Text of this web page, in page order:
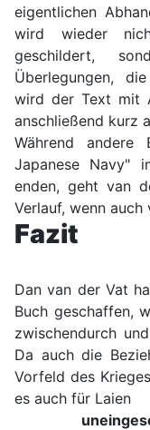
eigentlichen
wird wieder
geschildert,
Überlegungen,
wird der Text mit
anschließend kurz
Während andere
Japanese Navy"
enden, geht van
Verlauf, wenn
Fazit
Dan van der Vat
Buch geschaffen,
zwischendurch
Da auch die
Vorfeld des
es auch für Laien